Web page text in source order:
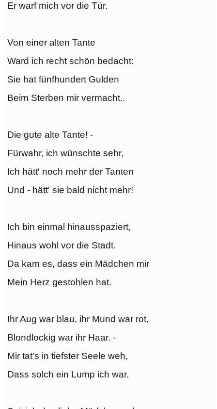
Er warf mich vor die Tür.
Von einer alten Tante
Ward ich recht schön bedacht:
Sie hat fünfhundert Gulden
Beim Sterben mir vermacht..
Die gute alte Tante! -
Fürwahr, ich wünschte sehr,
Ich hätt′ noch mehr der Tanten
Und - hätt′ sie bald nicht mehr!
Ich bin einmal hinausspaziert,
Hinaus wohl vor die Stadt.
Da kam es, dass ein Mädchen mir
Mein Herz gestohlen hat.
Ihr Aug war blau, ihr Mund war rot,
Blondlockig war ihr Haar. -
Mir tat′s in tiefster Seele weh,
Dass solch ein Lump ich war.